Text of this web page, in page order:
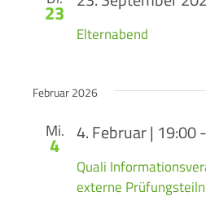
23
Elternabend
Februar 2026
Mi.
4
Quali
externe
4. Februar | 19:00-